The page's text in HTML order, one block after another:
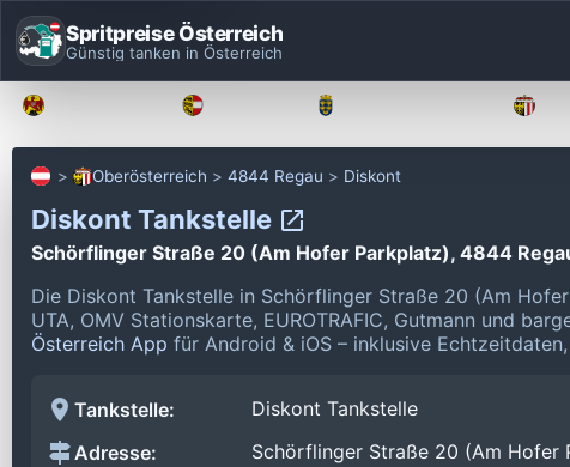
Spritpreise Österreich
Günstig tanken in Österreich
Oberösterreich 4844 Regau Diskont
Diskont Tankstelle
Schörflinger Straße 20 (Am Hofer Parkplatz), 4844
Die Diskont Tankstelle in Schörflinger Straße 20 (Am
UTA, OMV Stationskarte, EUROTRAFIC, Gutmann und
Österreich App für Android & iOS – inklusive
Tankstelle:
Diskont Tankstelle
Adresse:
Schörflinger Straße 20 (Am Hofer